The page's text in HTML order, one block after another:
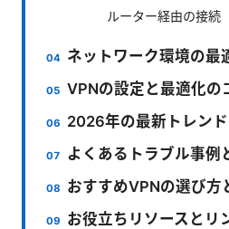
ルーター経由の接続
ネットワーク環境の最
VPNの設定と最適化の
2026年の最新トレン
よくあるトラブル事例
おすすめVPNの選び方
お役立ちリソースとリ